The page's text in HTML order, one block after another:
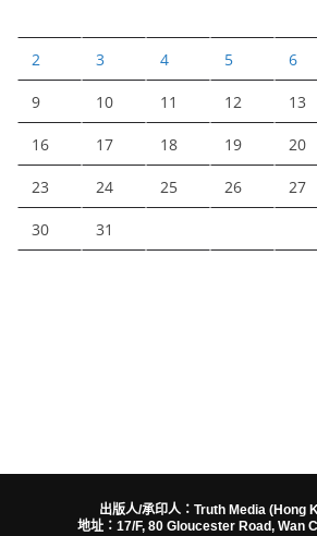
2 3 4 5 6
9 10 11 12 13
16 17 18 19 20
23 24 25 26 27
30 31
出版人/承印人：Truth Media (Hong
地址：17/F, 80 Gloucester Road, Wan